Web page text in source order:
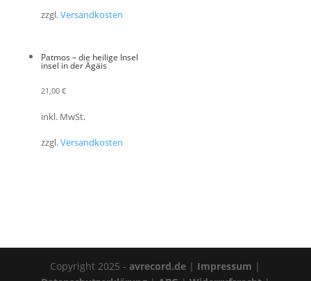
zzgl.Versandkosten
Patmos – die heilige Insel
insel in der Ägäis
21,00 €
inkl. MwSt.
zzgl.Versandkosten
Copyright 2025 -avrecord.de | Impressum |